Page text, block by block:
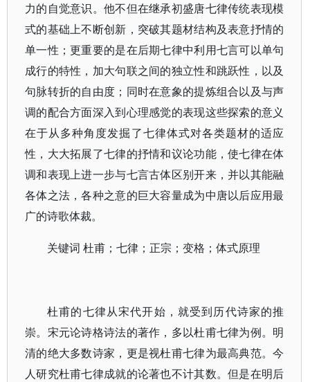
力的自觉意识。他不但在继承初盛唐七律传统表现模
式的基础上不断创新，突破其题材结构及表意抒情的
单一性；更重要的是在后期七律中利用七言可以单句
成行的特性，加大句联之间的独立性和跳跃性，以及
句脉转折的自由度；同时在意象的提炼组合以及与声
调的配合方面深入到心理感觉的表现这些探索的意义
在于从多种角度发掘了七律体式对各类题材的适应
性，大大拓展了七律的抒情和议论功能，使七律在体
调和表现上进一步与七言古体区别开来，并以其能融
各体之法，各种之意的巨大容量成为中唐以后应用最
广的诗歌体裁。
关键词 杜甫；七律；正宗；变格；体式原理
杜甫的七律从宋代开始，就受到历代诗家的推
崇。宋元论诗格诗法的著作，多以杜甫七律为例。明
清的绝大多数诗家，更是视杜甫七律为最高典范。今
人研究杜甫七律成就的论著也不计其数。但是在明后